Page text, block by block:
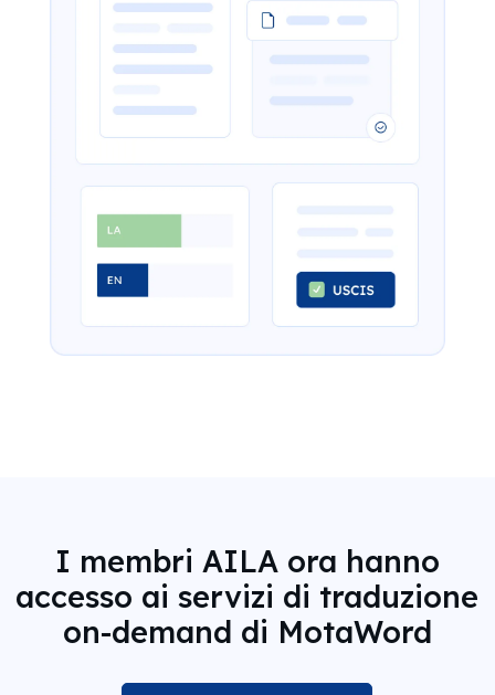
I membri AILA ora hanno
accesso ai servizi di traduzione
on-demand di MotaWord